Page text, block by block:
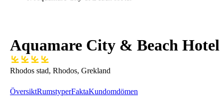
Aquamare City & Beach Hotel
Rhodos stad, Rhodos, Grekland
ÖversiktRumstyperFaktaKundomdömen